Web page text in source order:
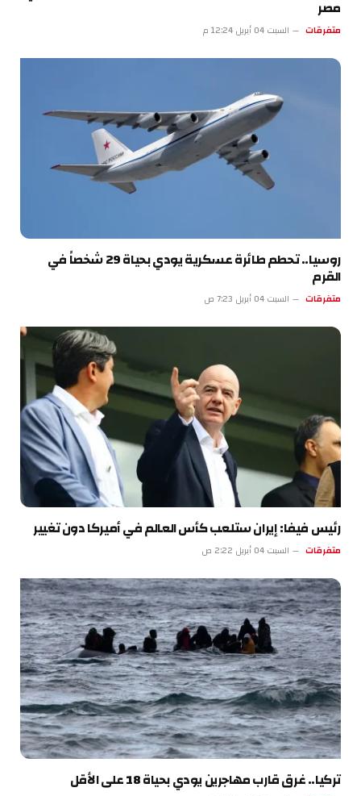
مصر
متفرقات السبت 04 أبريل 12:24 م
روسيا.. تحطم طائرة عسكرية يودي بحياة 29 شخصاً في
القرم
متفرقات السبت 04 أبريل 7:23 ص
رئيس فيفا: إيران ستلعب كأس العالم في أميركا دون تغيير
متفرقات السبت 04 أبريل 2:22 ص
تركيا.. غرق قارب مهاجرين يودي بحياة 18 على الأقل